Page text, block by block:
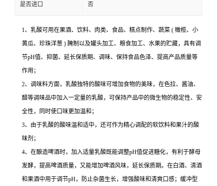
是否进口 否
1、乳酸可用在果酒、饮料、肉类、食品、糕点制作、蔬菜 ( 橄榄、小
黄瓜、珍珠洋葱 ) 腌制以及罐头加工、粮食加工、水果的贮藏，具有调
节pH值、抑菌、延长保质期、调味、保持食品色泽、提高产品质量等
作用；
2、调味料方面，乳酸独特的酸味可增加食物的美味，在色拉、酱油、
醋等调味品中加入一定量的乳酸，可保持产品中的微生物的稳定性、安
全性，同时使口味更加温和；
3、由于乳酸的酸味温和适中，还可作为精心调配的软饮料和果汁的酸
味剂；
4、在酿造啤酒时，加入适量乳酸既能调整pH值促进糖化，有利于酵母
发酵，提高啤酒质量，又能增加啤酒风味，延长保质期。在白酒、清酒
和果酒中用于调节pH，防止杂菌生长，增强酸味和清爽口感；缓冲型